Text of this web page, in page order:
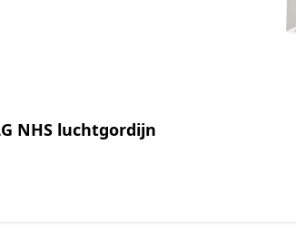
NHS luchtgordijn